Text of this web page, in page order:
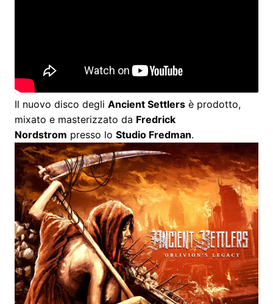
Il nuovo disco degli Ancient Settlersè prodotto,
mixato e masterizzato da Fredrick
Nordstrom presso lo Studio Fredman.